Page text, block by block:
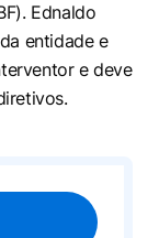
Ednaldo
entidade e
e deve